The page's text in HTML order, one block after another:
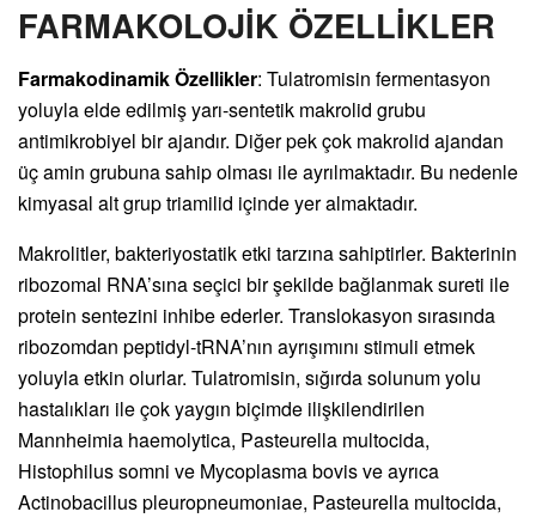
FARMAKOLOJİK ÖZELLİKLER
Farmakodinamik Özellikler: Tulatromisin fermentasyon
yoluyla elde edilmiş yarı-sentetik makrolid grubu
antimikrobiyel bir ajandır. Diğer pek çok makrolid ajandan
üç amin grubuna sahip olması ile ayrılmaktadır. Bu nedenle
kimyasal alt grup triamilid içinde yer almaktadır.
Makrolitler, bakteriyostatik etki tarzına sahiptirler. Bakterinin
ribozomal RNA’sına seçici bir şekilde bağlanmak sureti ile
protein sentezini inhibe ederler. Translokasyon sırasında
ribozomdan peptidyl-tRNA’nın ayrışımını stimuli etmek
yoluyla etkin olurlar. Tulatromisin, sığırda solunum yolu
hastalıkları ile çok yaygın biçimde ilişkilendirilen
Mannheimia haemolytica, Pasteurella multocida,
Histophilus somni ve Mycoplasma bovis ve ayrıca
Actinobacillus pleuropneumoniae, Pasteurella multocida,